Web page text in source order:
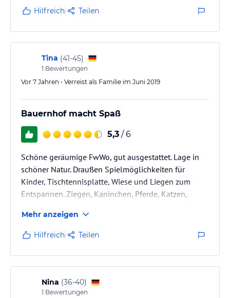
ein eigenes Bad.
Hilfreich Teilen
Tina (41-45)
1 Bewertungen
Vor 7 Jahren • Verreist als Familie im Juni 2019
Bauernhof macht Spaß
5,3 / 6
Schöne geräumige FwWo, gut ausgestattet. Lage in
schöner Natur. Draußen Spielmöglichkeiten für
Kinder, Tischtennisplatte, Wiese und Liegen zum
Entspannen. Ziegen, Kaninchen, Pferde, Katzen,
Kein riesiger Bauernhof aber schön aktive
Landwirtschaft, wir hatten Gelegenheit zum Traktor
fahren und helfen. Gastgeber sehr hilfsbereit und
freundlich.
Mehr anzeigen
Hilfreich Teilen
Nina (36-40)
1 Bewertungen